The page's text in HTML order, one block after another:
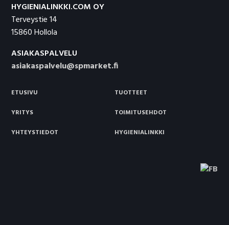
HYGIENIALINKKI.COM OY
Terveystie 14
15860 Hollola
ASIAKASPALVELU
asiakaspalvelu@spmarket.fi
ETUSIVU
TUOTTEET
YRITYS
TOIMITUSEHDOT
YHTEYSTIEDOT
HYGIENIALINKKI